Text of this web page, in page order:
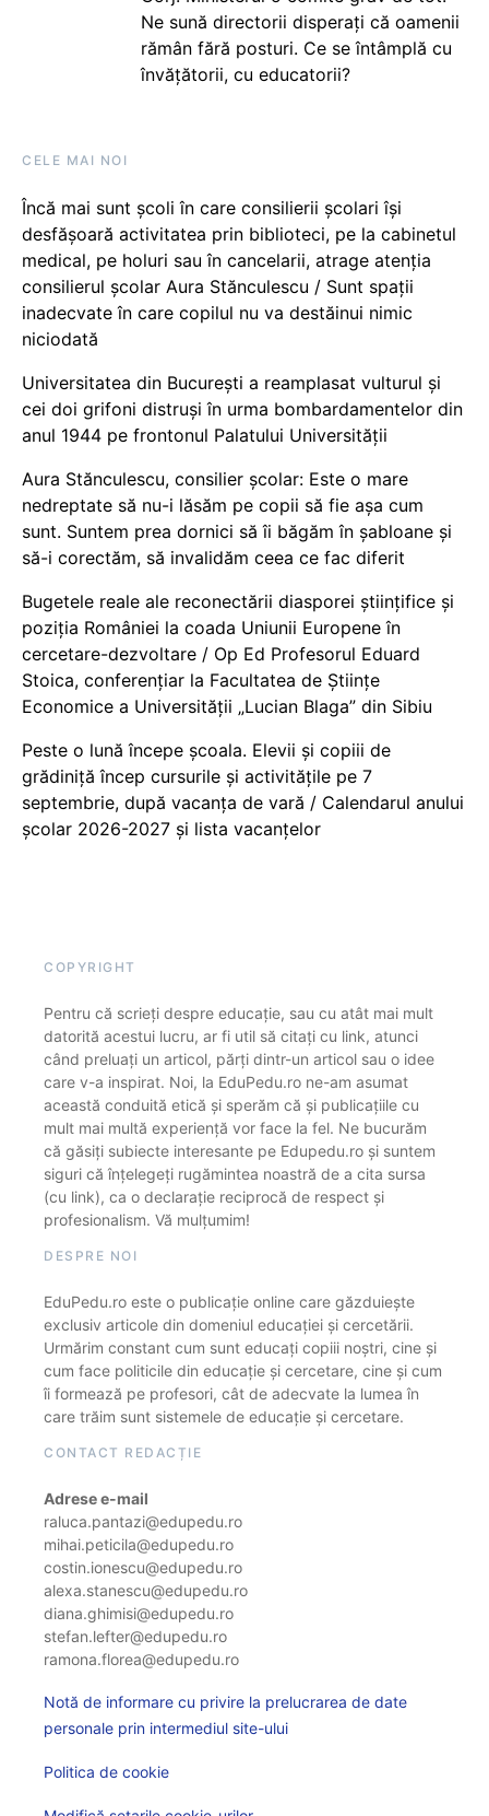
Ne sună directorii disperați că oamenii
rămân fără posturi. Ce se întâmplă cu
învățătorii, cu educatorii?
CELE MAI NOI
Încă mai sunt școli în care consilierii școlari își
desfășoară activitatea prin biblioteci, pe la cabinetul
medical, pe holuri sau în cancelarii, atrage atenția
consilierul școlar Aura Stănculescu / Sunt spații
inadecvate în care copilul nu va destăinui nimic
niciodată
Universitatea din București a reamplasat vulturul și
cei doi grifoni distruși în urma bombardamentelor din
anul 1944 pe frontonul Palatului Universității
Aura Stănculescu, consilier școlar: Este o mare
nedreptate să nu-i lăsăm pe copii să fie așa cum
sunt. Suntem prea dornici să îi băgăm în șabloane și
să-i corectăm, să invalidăm ceea ce fac diferit
Bugetele reale ale reconectării diasporei științifice și
poziția României la coada Uniunii Europene în
cercetare-dezvoltare / Op Ed Profesorul Eduard
Stoica, conferențiar la Facultatea de Științe
Economice a Universității „Lucian Blaga” din Sibiu
Peste o lună începe școala. Elevii și copiii de
grădiniță încep cursurile și activitățile pe 7
septembrie, după vacanța de vară / Calendarul anului
școlar 2026-2027 și lista vacanțelor
COPYRIGHT
Pentru că scrieți despre educație, sau cu atât mai mult
datorită acestui lucru, ar fi util să citați cu link, atunci
când preluați un articol, părți dintr-un articol sau o idee
care v-a inspirat. Noi, la EduPedu.ro ne-am asumat
această conduită etică și sperăm că și publicațiile cu
mult mai multă experiență vor face la fel. Ne bucurăm
că găsiți subiecte interesante pe Edupedu.ro și suntem
siguri că înțelegeți rugămintea noastră de a cita sursa
(cu link), ca o declarație reciprocă de respect și
profesionalism. Vă mulțumim!
DESPRE NOI
EduPedu.ro este o publicație online care găzduiește
exclusiv articole din domeniul educației și cercetării.
Urmărim constant cum sunt educați copiii noștri, cine și
cum face politicile din educație și cercetare, cine și cum
îi formează pe profesori, cât de adecvate la lumea în
care trăim sunt sistemele de educație și cercetare.
CONTACT REDACȚIE
Adrese e-mail
raluca.pantazi@edupedu.ro
mihai.peticila@edupedu.ro
costin.ionescu@edupedu.ro
alexa.stanescu@edupedu.ro
diana.ghimisi@edupedu.ro
stefan.lefter@edupedu.ro
ramona.florea@edupedu.ro
Notă de informare cu privire la prelucrarea de date
personale prin intermediul site-ului
Politica de cookie